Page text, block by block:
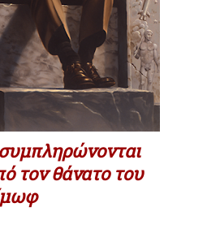
τον θάνατο του